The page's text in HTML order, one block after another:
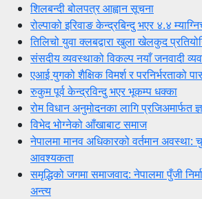
शिलबन्दी बोलपत्र आह्वान सूचना
रोल्पाको इरिवाङ केन्द्रबिन्दु भएर ४.४
तिलिचो युवा क्लबद्वारा खुला खेलकुद
संसदीय व्यवस्थाको विकल्प नयाँ जनवादी
एआई युगको शैक्षिक विमर्श र परनिर्भरताको
रुकुम पूर्व केन्द्रविन्दु भएर भूकम्प धक्का
रोम विधान अनुमोदनका लागि प्रजिअमार्फत
विभेद भोग्नेको आँखाबाट समाज
नेपालमा मानव अधिकारको वर्तमान अवस्था:
आवश्यकता
समृद्धिको जगमा समाजवाद: नेपालमा पुँजी
अन्त्य